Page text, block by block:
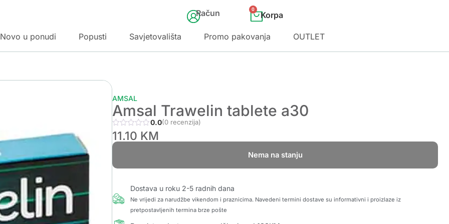
Račun 0
Novo u ponudi Popusti Savjetovališta Promo pakovanja OUTLET
AMSAL
Amsal Trawelin tablete a30
0.0(0 recenzija)
11.10 KM
Nema na stanju
Dostava u roku 2-5 radnih dana
Ne vrijedi za narudžbe vikendom i praznicima. Navedeni termini dostave su informativni i proizlaze iz
pretpostavljenih termina brze pošte